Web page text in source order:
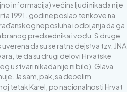
informacija) većina ljudi nikada nije
1991. godine poslao tenkove na
neposluha i odbijanja da ga
predsednika i vođu. S druge
da su se ratna dejstva tzv. JNA
te da su drugi delovi Hrvatske
u stvari nikada nije ni bilo). Glava
Ja sam, pak, sa debelim
tetak Karel, po nacionalnosti Hrvat